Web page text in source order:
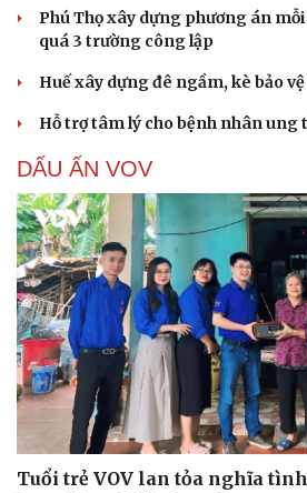
Cải chính
Phú Thọ xây dựng phương án
quá 3 trường công lập
Huế xây dựng đê ngầm, kè bảo
Hỗ trợ tâm lý cho bệnh nhân ung
DẤU ẤN VOV
Tuổi trẻ VOV lan tỏa nghĩa